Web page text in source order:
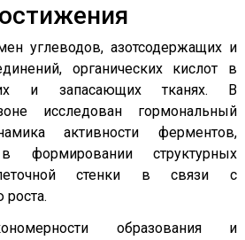
углеводов, азотсодержащих и
органических кислот в
и запасающих тканях. В
исследован гормональный
активности ферментов,
формировании структурных
стенки в связи с
роста.
образования и